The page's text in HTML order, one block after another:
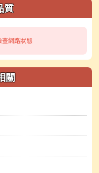
質
網路狀態
關